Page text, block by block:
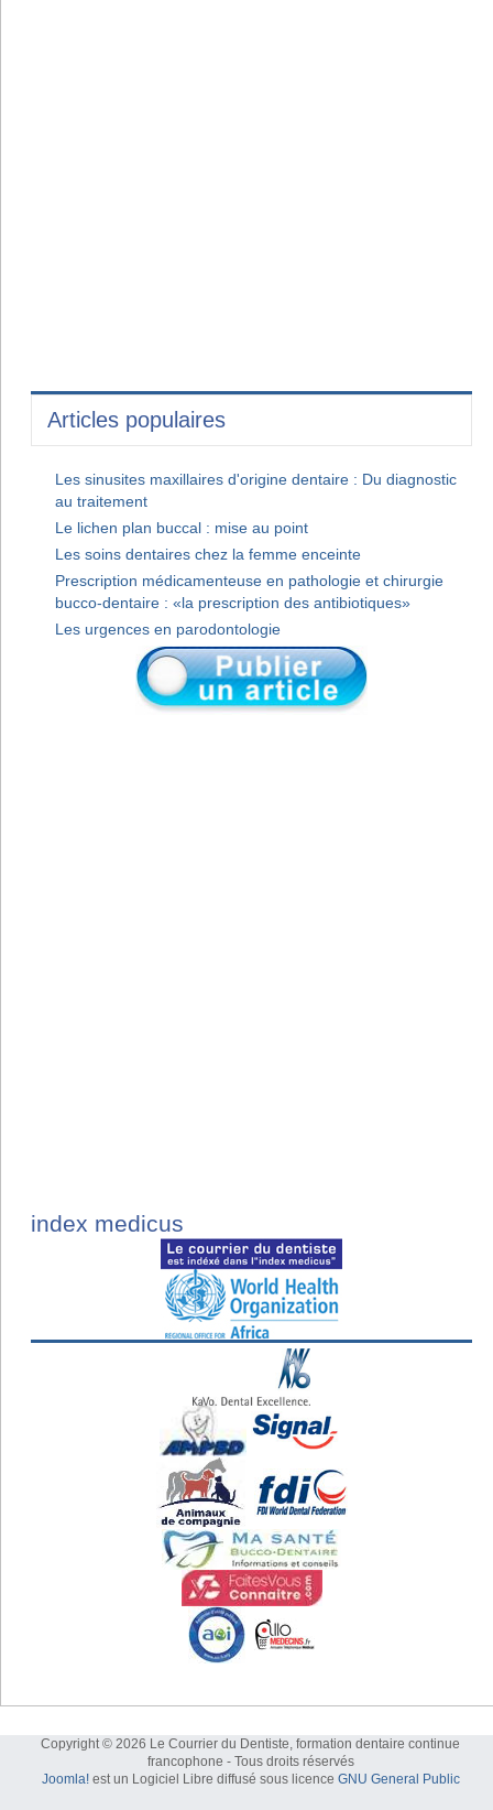
Articles populaires
Les sinusites maxillaires d'origine dentaire : Du diagnostic
au traitement
Le lichen plan buccal : mise au point
Les soins dentaires chez la femme enceinte
Prescription médicamenteuse en pathologie et chirurgie
bucco-dentaire : «la prescription des antibiotiques»
Les urgences en parodontologie
index medicus
Copyright © 2026 Le Courrier du Dentiste, formation dentaire continue
francophone - Tous droits réservés
Joomla!est un Logiciel Libre diffusé sous licence GNU General Public